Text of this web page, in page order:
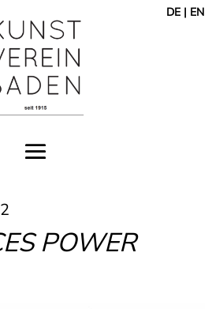
DE | EN
POWER